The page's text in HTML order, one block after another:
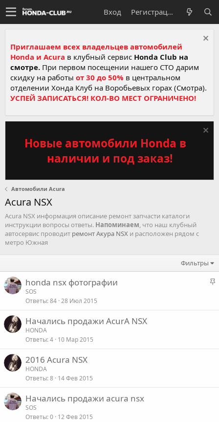
Вход Регистрация
Приглашаем всех владельцев автомобилей
Honda и Acura в клубный сервис Honda Club на
смотре. При первом посещении нашего СТО дарим
скидку на работы от 30 до 50% в центральном
отделении Хонда Клуб на Воробьевых горах (Смотра).
УСПЕЙ ЗАПИСАТЬСЯ! КОЛ-ВО МЕСТ ОГРАНИЧЕНО!
Новые автомобили Honda в
наличии и под заказ!
Автомобили Acura
Acura NSX
Acura NSX информация описание ремонт запчасти каталоги
инструкции вопросы ответы. Напоминаем, что наш клубный
автосервис проводит ремонт Акура NSX и расположен рядом с
метро Южная
Фильтры
З
honda nsx фотографии
SOS
Ответы 84 28 Июл 2015
Начались продажи AcurA NSX
HONDA
Ответы 4 10 Мар 2015
2016 Acura NSX
HONDA
Ответы 8 14 Фев 2015
Начались продажи acura nsx
SOS
Ответы 0 12 Фев 2015